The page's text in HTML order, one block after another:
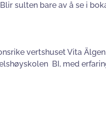
sulten bare av å se i
vertshuset Vita
BI, med